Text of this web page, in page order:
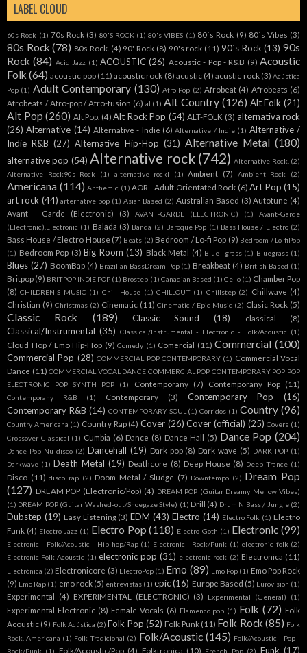
LABEL CLOUD
60s Rock (1) 70s Rock (3) 80'S ROCK (1) 80's VIBES (1) 80´s Rock (9) 80´s Vibes (3)
80s Rock (78) 80s Rock. (4) 90' Rock (8) 90's rock (11) 90´s Rock (13) 90s
Rock (84) Acid Jazz (1) ACOUSTIC (26) Acoustic - Pop - R&B (9) Acoustic
Folk (64) acoustic pop (11) acoustic rock (8) acustic (4) acustic rock (3) Acústica
Pop (1) Adult Contemporary (130) Afro Pop (2) Afrobeat (4) Afrobeats (6)
Afrobeats / Afro-pop / Afro-fusion (6) al (1) Alt Country (126) Alt Folk (21)
Alt Pop (260) Alt Pop. (4) Alt Rock Pop (54) ALT-FOLK (3) alternativa rock
(26) Alternative (14) Alternative - Indie (6) Alternative / Indie (1) Alternative /
Indie R&B (27) Alternative Hip-Hop (31) Alternative Metal (180)
alternative pop (54) Alternative rock (742) Alternative Rock. (2)
Alternative Rock90s Rock
(1) alternative rockl (1) Ambient (7) Ambient Rock (2)
Americana (114) Anthemic (1) AOR - Adult Orientated Rock (6) Art Pop (15)
art rock (44) arternative pop (1) Asian Based (2) Australian Based (3) Autotune (4)
Avant - Garde (Electronic)
(3) AVANT-GARDE (ELECTRONIC) (1)
Avant-Garde
(Electronic).Electronic (1) Balada (3) Banda (2) Baroque Pop (1) Bass House / Electro (2)
Bass House / Electro House (7) Beats (2) Bedroom / Lo-fi Pop (9) Bedroom / Lo-fiPop
(1) Bedroom Pop (3) Big Room (13) Black Metal (4) Blue -grass (1) Bluegrass (1)
Blues (27) BoomBap (4) Brazilian BassDream Pop (1) Breakbeat (4) British Based (1)
Britpop (9) BRITPOP INDIE POP (1) Brostep (1) Canadian Based (1) Cello (1) Chamber Pop
(8) CHILDREN'S MUSIC (1) Chill House (1) CHILLOUT (1) Chillstep (2) Chillwave (4)
Christian (9) Christmas (2) Cinematic (11) Cinematic / Epic Music (2) Clasic Rock (5)
Classic Rock (189) Classic Sound (18) classical (8)
Classical/Instrumental (35) Classical/Instrumental - Electronic - Folk/Acoustic (1)
Cloud Hop / Emo Hip-Hop (9) Comedy (1) Comercial (11) Commercial (100)
Commercial Pop (28) COMMERCIAL POP CONTEMPORARY (1) Commercial Vocal
Dance (11) COMMERCIAL VOCAL DANCE COMMERCIAL POP CONTEMPORARY POP POP
ELECTRONIC POP SYNTH POP
(1) Contemporany (7) Contemporany Pop (11)
Contemporany R&B (1) Contemporary (3) Contemporary Pop
(16)
Contemporary R&B (14) CONTEMPORARY SOUL (1) Corridos (1) Country (96)
Country Americana (1) Country Rap (4) Cover (26) Cover (official) (25) Covers (1)
Crossover Classical (1) Cumbia (6) Dance (8) Dance Hall (5) Dance Pop (204)
Dance Pop Nu-disco (2) Dancehall (19) Dark pop (8) Dark wave (5) DARK-POP (1)
Darkwave (1) Death Metal (19) Deathcore (8) Deep House (8) Deep Trance (1)
Disco (11) disco rap (2) Doom Metal / Sludge (7) Downtempo (2) Dream Pop
(127) DREAM POP (Electronic/Pop) (4) DREAM POP (Guitar Dreamy Mellow Vibes)
(1) DREAM POP (Guitar Washed-out/Shoegaze Style) (1) Drill (4) Drum N Bass / Jungle (2)
Dubstep (19) Easy Listening (3) EDM (43) Electro (14) Electro Folk (1) Electro
Funk (4) Electro Jazz (1) Electro Pop (118) Electro-Goth (1) Electronic (99)
Electronic - Folk/Acoustic - Hip-hop/Rap (1) Electronic - Rock/Punk (1) electronic folk (2)
Electronic Folk Acoustic (1) electronic pop (31) electronic rock (2) Electronica (11)
Electrónica (2) Electronicore (3) ElectroPop (1) Emo (89) Emo Pop (1) Emo Pop Rock
(9) Emo Rap (1) emo rock (5) entrevistas (1) epic (16) Europe Based (5) Eurovision (1)
Experimental (4) EXPERIMENTAL (ELECTRONIC) (3) Experimental (General) (1)
Experimental Electronic (8) Female Vocals (6) Flamenco pop (1) Folk (72) Folk
Acoustic (9) Folk Acústica (2) Folk Pop (52) Folk Punk (11) Folk Rock (85) Folk
Rock. Americana (1) Folk Tradicional (2) Folk/Acoustic (145) Folk/Acoustic - Pop -
Rock/Punk (1) Folk/Acoustic/Pop (4) Folktronica (10) French Pop (2) Funk (17)